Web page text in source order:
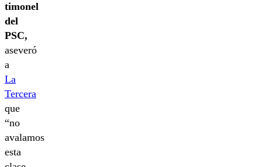
timonel
del
PSC,
aseveró
a
La
Tercera
que
“no
avalamos
esta